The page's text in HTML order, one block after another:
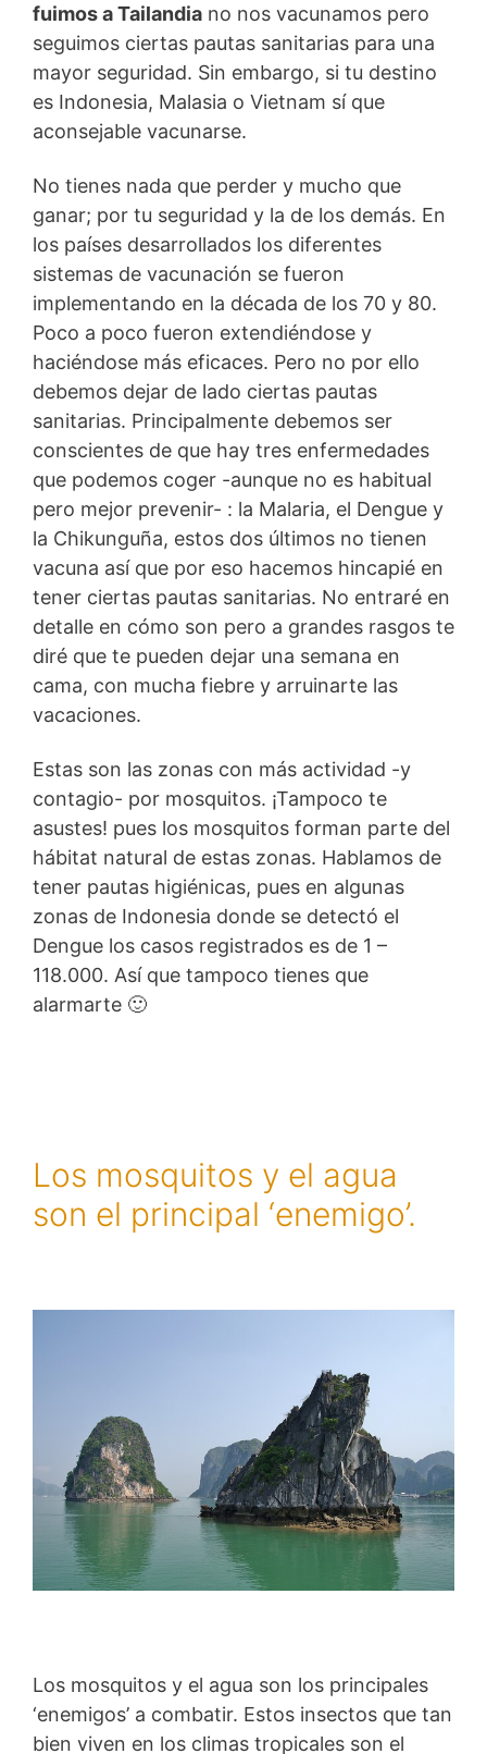
fuimos a Tailandia no nos vacunamos pero
seguimos ciertas pautas sanitarias para una
mayor seguridad. Sin embargo, si tu destino
es Indonesia, Malasia o Vietnam sí que
aconsejable vacunarse.
No tienes nada que perder y mucho que
ganar; por tu seguridad y la de los demás. En
los países desarrollados los diferentes
sistemas de vacunación se fueron
implementando en la década de los 70 y 80.
Poco a poco fueron extendiéndose y
haciéndose más eficaces. Pero no por ello
debemos dejar de lado ciertas pautas
sanitarias. Principalmente debemos ser
conscientes de que hay tres enfermedades
que podemos coger -aunque no es habitual
pero mejor prevenir- : la Malaria, el Dengue y
la Chikunguña, estos dos últimos no tienen
vacuna así que por eso hacemos hincapié en
tener ciertas pautas sanitarias. No entraré en
detalle en cómo son pero a grandes rasgos te
diré que te pueden dejar una semana en
cama, con mucha fiebre y arruinarte las
vacaciones.
Estas son las zonas con más actividad -y
contagio- por mosquitos. ¡Tampoco te
asustes! pues los mosquitos forman parte del
hábitat natural de estas zonas. Hablamos de
tener pautas higiénicas, pues en algunas
zonas de Indonesia donde se detectó el
Dengue los casos registrados es de 1 –
118.000. Así que tampoco tienes que
alarmarte 🙂
Los mosquitos y el agua
son el principal ‘enemigo’.
Los mosquitos y el agua son los principales
‘enemigos’ a combatir. Estos insectos que tan
bien viven en los climas tropicales son el